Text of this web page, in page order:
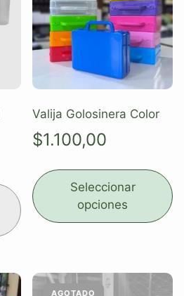
Valija Golosinera Color
$1.100,00
Seleccionar
opciones